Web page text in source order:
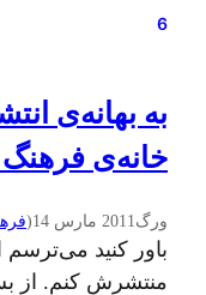
خواهد شد. و
6
به بهانه‌ی
خانه‌ی فرهنگ
ورگ2011 مارس 14 (
باور کنید
منتشرش کنم. از